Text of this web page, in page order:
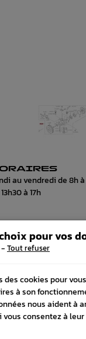
au vendredi de 8h à
à 17h
pour vos
- Tout refuser
des cookies pour
à son
nous aident à
vous consentez à